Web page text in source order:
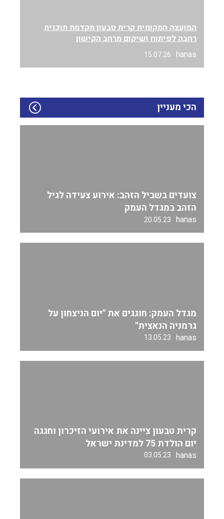
המועצה המקומית קרית טבעון מקדמת תוכנית
רחבה לפיתוח ושיקום מרחב הקישון
hanas
15.07.26
הכי מעניין
צועדים בשביל הזהב: אירוע צעידה לגיל
הזהב במגדל העמק
hanas
20.05.23
מגדל העמק: חוגגים את "יום הניצחון על
גרמניה הנאצית"
hanas
13.05.23
קרית טבעון ציינה את אירועי הזיכרון וחגגה
יום הולדת 75 למדינת ישראל
hanas
03.05.23